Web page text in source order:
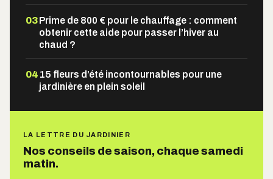
03Prime de 800 € pour le chauffage : comment
obtenir cette aide pour passer l’hiver au
chaud ?
04 15 fleurs d’été incontournables pour une
jardinière en plein soleil
LA LETTRE DU JARDINIER
Nos conseils de saison, chaque samedi
matin.